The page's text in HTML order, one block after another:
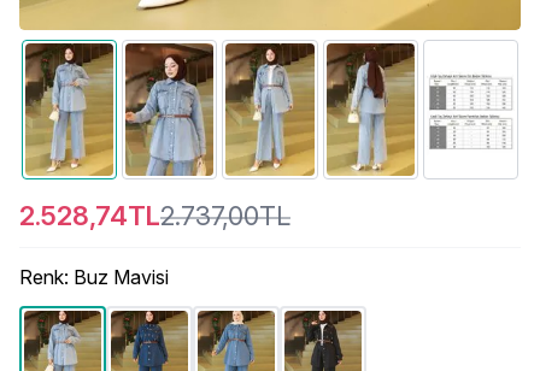
2.528,74TL2.737,00TL
Renk: Buz Mavisi